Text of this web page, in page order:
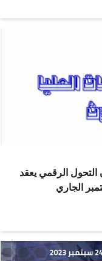
التحول الرقمي يعقد